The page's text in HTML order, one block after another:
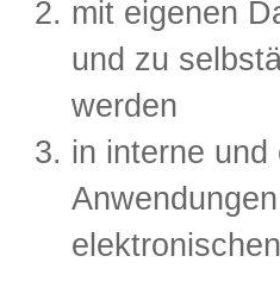
mit eigenen
und zu
werden
in interne